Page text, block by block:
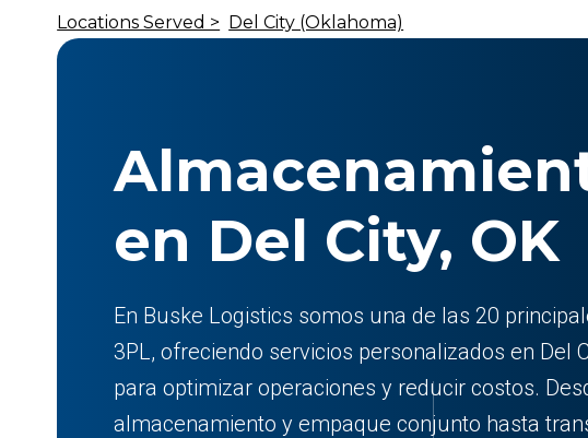
Locations Served > Del City (Oklahoma)
en Del City, OK
En Buske Logistics somos una de las 20
3PL, ofreciendo servicios personalizados en Del
para optimizar operaciones y reducir costos.
almacenamiento y empaque conjunto hasta